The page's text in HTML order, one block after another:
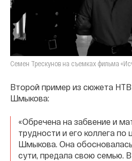
Семен Трескунов на съемках фильма
Второй пример из сюжета
Шмыкова:
«Обречена на забвение и
трудности и его коллега по
Шмыкова. Она
сути, предала свою семью.